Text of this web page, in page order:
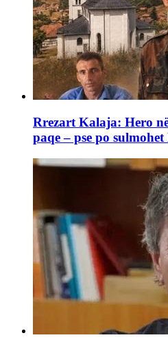
Rrezart Kalaja: Hero
paqe – pse po